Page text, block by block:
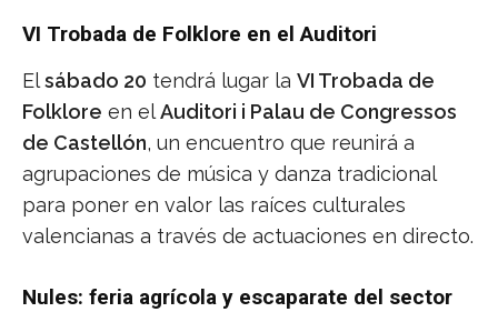
VI Trobada de Folklore en el Auditori
Elsábado 20 tendrá lugar la VI Trobada de
Folklore en elAuditori i Palau de Congressos
de Castellón, un encuentro que reunirá a
agrupaciones de música y danza tradicional
para poner en valor las raíces culturales
valencianas a través de actuaciones en directo.
Nules: feria agrícola y escaparate del sector